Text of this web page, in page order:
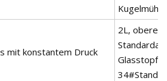
mit konstantem Druck
2L, oberer